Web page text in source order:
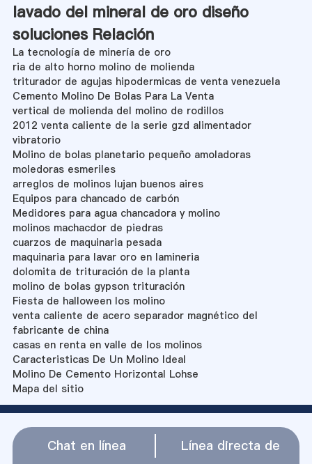
lavado del mineral de oro diseño
soluciones Relación
La tecnología de minería de oro
ria de alto horno molino de molienda
triturador de agujas hipodermicas de venta venezuela
Cemento Molino De Bolas Para La Venta
vertical de molienda del molino de rodillos
2012 venta caliente de la serie gzd alimentador
vibratorio
Molino de bolas planetario pequeño amoladoras
moledoras esmeriles
arreglos de molinos lujan buenos aires
Equipos para chancado de carbón
Medidores para agua chancadora y molino
molinos machacdor de piedras
cuarzos de maquinaria pesada
maquinaria para lavar oro en lamineria
dolomita de trituración de la planta
molino de bolas gypson trituración
Fiesta de halloween los molino
venta caliente de acero separador magnético del
fabricante de china
casas en renta en valle de los molinos
Caracteristicas De Un Molino Ideal
Molino De Cemento Horizontal Lohse
Mapa del sitio
Chat en línea
Línea directa de